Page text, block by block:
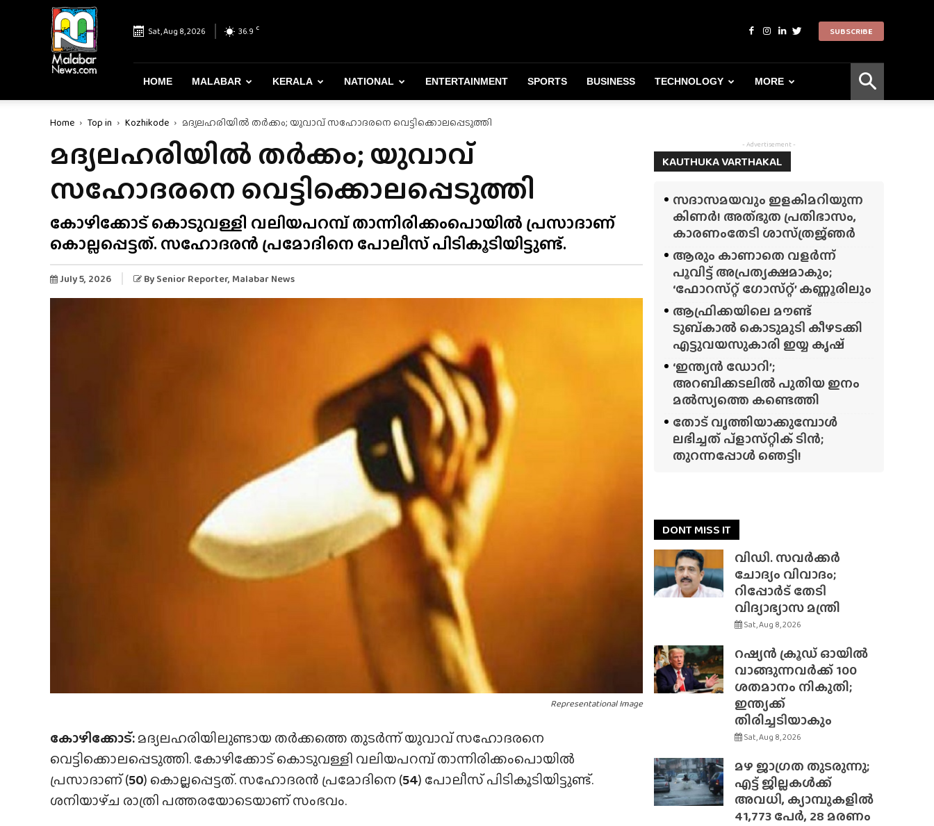
Malabar
News
–
Most
Reliable
Dependable
Portal
Sat, Aug 8, 2026 36.9 C SUBSCRIBE
HOME MALABAR KERALA NATIONAL ENTERTAINMENT SPORTS BUSINESS TECHNOLOGY MORE
Home Top in Kozhikode മദ്യലഹരിയിൽ തർക്കം; യുവാവ് സഹോദരനെ വെട്ടിക്കൊലപ്പെടുത്തി
മദ്യലഹരിയിൽ തർക്കം; യുവാവ്
സഹോദരനെ വെട്ടിക്കൊലപ്പെടുത്തി
കോഴിക്കോട് കൊടുവള്ളി വലിയപറമ്പ് താന്നിരിക്കംപൊയിൽ പ്രസാദാണ്
കൊല്ലപ്പെട്ടത്. സഹോദരൻ പ്രമോദിനെ പോലീസ് പിടികൂടിയിട്ടുണ്ട്.
July 5, 2026 By Senior Reporter, Malabar News
Representational Image
കോഴിക്കോട്:മദ്യലഹരിയിലുണ്ടായ തർക്കത്തെ തുടർന്ന് യുവാവ് സഹോദരനെ
വെട്ടിക്കൊലപ്പെടുത്തി. കോഴിക്കോട് കൊടുവള്ളി വലിയപറമ്പ് താന്നിരിക്കംപൊയിൽ
പ്രസാദാണ് (50) കൊല്ലപ്പെട്ടത്. സഹോദരൻ പ്രമോദിനെ (54) പോലീസ് പിടികൂടിയിട്ടുണ്ട്.
ശനിയാഴ്‌ച രാത്രി പത്തരയോടെയാണ് സംഭവം.
- Advertisement -
KAUTHUKA VARTHAKAL
സദാസമയവും ഇളകിമറിയുന്ന
കിണർ! അത്‌ഭുത പ്രതിഭാസം,
കാരണംതേടി ശാസ്‌ത്രജ്‌ഞർ
ആരും കാണാതെ വളർന്ന്
പൂവിട്ട് അപ്രത്യക്ഷമാകും;
‘ഫോറസ്‌റ്റ്‌ ഗോസ്‌റ്റ്’ കണ്ണൂരിലും
ആഫ്രിക്കയിലെ മൗണ്ട്
ടുബ്‌കാൽ കൊടുമുടി കീഴടക്കി
എട്ടുവയസുകാരി ഇയ്യ കൃഷ്
‘ഇന്ത്യൻ ഡോറി’;
അറബിക്കടലിൽ പുതിയ ഇനം
മൽസ്യത്തെ കണ്ടെത്തി
തോട് വൃത്തിയാക്കുമ്പോൾ
ലഭിച്ചത് പ്‌ളാസ്‌റ്റിക് ടിൻ;
തുറന്നപ്പോൾ ഞെട്ടി!
DONT MISS IT
വിഡി. സവർക്കർ
ചോദ്യം വിവാദം;
റിപ്പോർട് തേടി
വിദ്യാഭ്യാസ മന്ത്രി
Sat, Aug 8, 2026
റഷ്യൻ ക്രൂഡ് ഓയിൽ
വാങ്ങുന്നവർക്ക് 100
ശതമാനം നികുതി;
ഇന്ത്യക്ക്
തിരിച്ചടിയാകും
Sat, Aug 8, 2026
മഴ ജാഗ്രത തുടരുന്നു;
എട്ട് ജില്ലകൾക്ക്
അവധി, ക്യാമ്പുകളിൽ
41,773 പേർ, 28 മരണം